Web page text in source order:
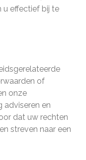
u effectief bij te
of
onze
adviseren en
dat uw rechten
streven naar een